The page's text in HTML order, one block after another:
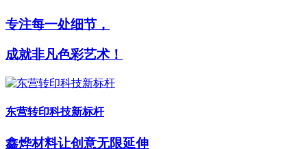
专注每一处细节，
成就非凡色彩艺术！
东营转印科技新标杆
鑫烨材料让创意无限延伸